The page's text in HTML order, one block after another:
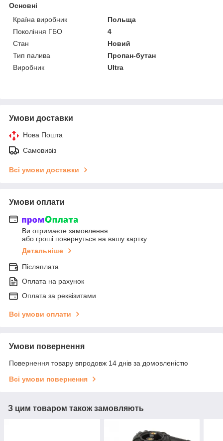
Основні
Країна виробник
Польща
Покоління ГБО
4
Стан
Новий
Тип палива
Пропан-бутан
Виробник
Ultra
Умови доставки
Нова Пошта
Самовивіз
Всі умови доставки
Умови оплати
Ви отримаєте замовлення
або гроші повернуться на вашу картку
Детальніше
Післяплата
Оплата на рахунок
Оплата за реквізитами
Всі умови оплати
Умови повернення
Повернення товару впродовж 14 днів за домовленістю
Всі умови повернення
З цим товаром також замовляють